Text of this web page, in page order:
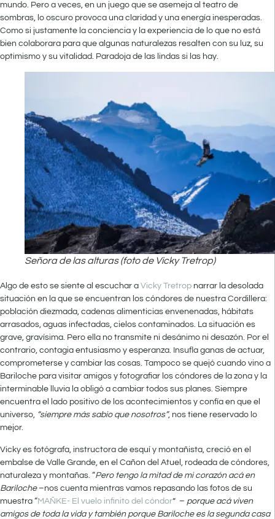
mundo. Pero a veces, en un juego que se asemeja al teatro de
sombras, lo oscuro provoca una claridad y una energía inesperadas.
Como si justamente la conciencia y la experiencia de lo que no está
bien colaborara para que algunas naturalezas resalten con su luz, su
optimismo y su vitalidad. Paradoja de las lindas si las hay.
Señora de las alturas (foto de Vicky Tretrop)
Algo de esto se siente al escuchar a Vicky Tretrop narrar la desolada
situación en la que se encuentran los cóndores de nuestra Cordillera:
población diezmada, cadenas alimenticias envenenadas, hábitats
arrasados, aguas infectadas, cielos contaminados. La situación es
grave, gravísima. Pero ella no transmite ni desánimo ni desazón. Por el
contrario, contagia entusiasmo y esperanza. Insufla ganas de actuar,
comprometerse y cambiar las cosas. Tampoco se quejó cuando vino a
Bariloche para visitar amigos y fotografiar los cóndores de la zona y la
interminable lluvia la obligó a cambiar todos sus planes. Siempre
encuentra el lado positivo de los acontecimientos y confía en que el
universo, “siempre más sabio que nosotros”, nos tiene reservado lo
mejor.
Vicky es fotógrafa, instructora de esquí y montañista, creció en el
embalse de Valle Grande, en el Cañon del Atuel, rodeada de cóndores,
naturaleza y montañas. “Pero tengo la mitad de mi corazón acá en
Bariloche–nos cuenta mientras vamos repasando las fotos de su
muestra “MAÑKE- El vuelo infinito del cóndor” – porque acá viven
amigos de toda la vida y también porque Bariloche es la segunda casa